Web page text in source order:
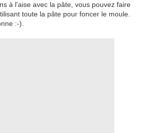
à l'aise avec la pâte, vous pouvez faire
toute la pâte pour foncer le moule.
:-).